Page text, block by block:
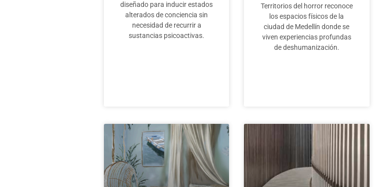
diseñado para inducir estados
alterados de conciencia sin
necesidad de recurrir a
sustancias psicoactivas.
Territorios del horror reconoce
los espacios físicos de la
ciudad de Medellín donde se
viven experiencias profundas
de deshumanización.